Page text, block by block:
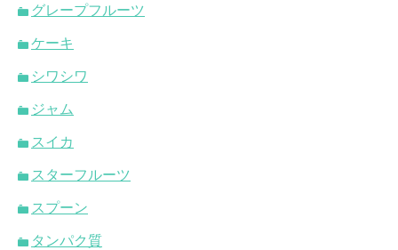
グレープフルーツ
ケーキ
シワシワ
ジャム
スイカ
スターフルーツ
スプーン
タンパク質